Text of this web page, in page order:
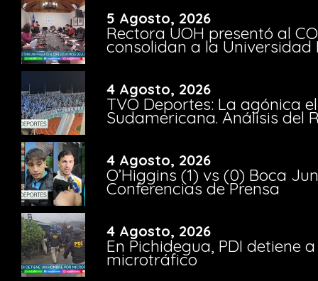
5 Agosto, 2026
Rectora UOH presentó al
consolidan a la Universidad
4 Agosto, 2026
TVO Deportes: La agónica
Sudamericana. Análisis del
4 Agosto, 2026
O’Higgins (1) vs (0) Boca
Conferencias de Prensa
4 Agosto, 2026
En Pichidegua, PDI detiene
microtráfico